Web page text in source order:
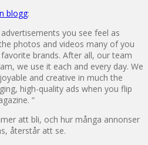
blogg:
you see feel as
photos and videos many of you
brands. After all, our team
we use it each and every day. We
and creative in much the
high-quality ads when you flip
“
att bli, och hur många annonser
återstår att se.